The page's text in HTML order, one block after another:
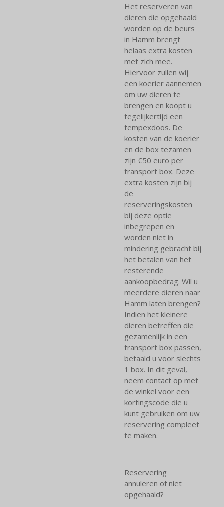
Het reserveren van
dieren die opgehaald
worden op de beurs
in Hamm brengt
helaas extra kosten
met zich mee.
Hiervoor zullen wij
een koerier aannemen
om uw dieren te
brengen en koopt u
tegelijkertijd een
tempexdoos. De
kosten van de koerier
en de box tezamen
zijn €50 euro per
transport box. Deze
extra kosten zijn bij
de
reserveringskosten
bij deze optie
inbegrepen en
worden niet in
mindering gebracht bij
het betalen van het
resterende
aankoopbedrag. Wil u
meerdere dieren naar
Hamm laten brengen?
Indien het kleinere
dieren betreffen die
gezamenlijk in een
transport box passen,
betaald u voor slechts
1 box. In dit geval,
neem contact op met
de winkel voor een
kortingscode die u
kunt gebruiken om uw
reservering compleet
te maken.
Reservering
annuleren of niet
opgehaald?